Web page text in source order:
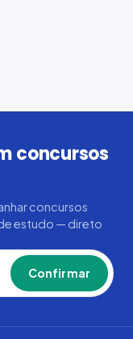
concursos
concursos
estudo — direto
Confirmar